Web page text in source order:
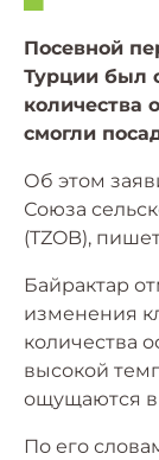
Посевной
Турции был
количества
смогли
Об этом
Союза
(TZOB),
Байрактар
изменения
количества
высокой
ощущаются в
По его